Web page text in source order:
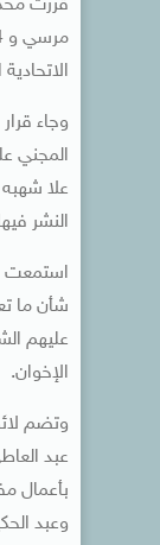
قررت
المجني
علا
النشر
استمعت
شأن ما
عليهم
الإخوان.
وتضم
عبد
بأعمال
وعبد